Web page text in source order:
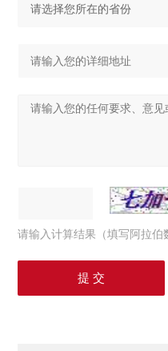
请输入计算结果（填写阿拉伯